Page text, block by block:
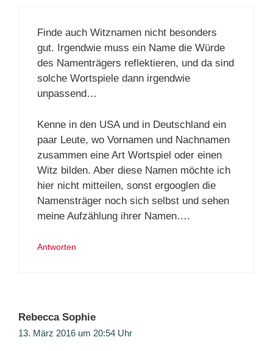
Finde auch Witznamen nicht besonders
gut. Irgendwie muss ein Name die Würde
des Namenträgers reflektieren, und da sind
solche Wortspiele dann irgendwie
unpassend…
Kenne in den USA und in Deutschland ein
paar Leute, wo Vornamen und Nachnamen
zusammen eine Art Wortspiel oder einen
Witz bilden. Aber diese Namen möchte ich
hier nicht mitteilen, sonst ergooglen die
Namensträger noch sich selbst und sehen
meine Aufzählung ihrer Namen….
Antworten
Rebecca Sophie
13. März 2016 um 20:54 Uhr